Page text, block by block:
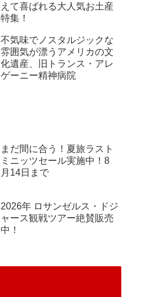
えて喜ばれる大人気お土産
特集！
不気味でノスタルジックな
雰囲気が漂うアメリカの文
化遺産、旧トランス・アレ
ゲーニー精神病院
まだ間に合う！夏旅ラスト
ミニッツセール実施中！8
月14日まで
2026年 ロサンゼルス・ドジ
ャース観戦ツアー絶賛販売
中！